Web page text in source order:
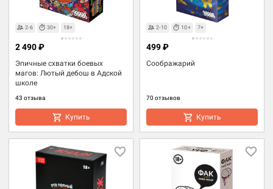
2-6 30+ 18+
Эпичные схватки боевых
магов: Лютый дебош в Адской
школе
43 отзыва
2 490 ₽
Купить
2-10 10+ 7+
Соображарий
70 отзывов
499 ₽
Купить